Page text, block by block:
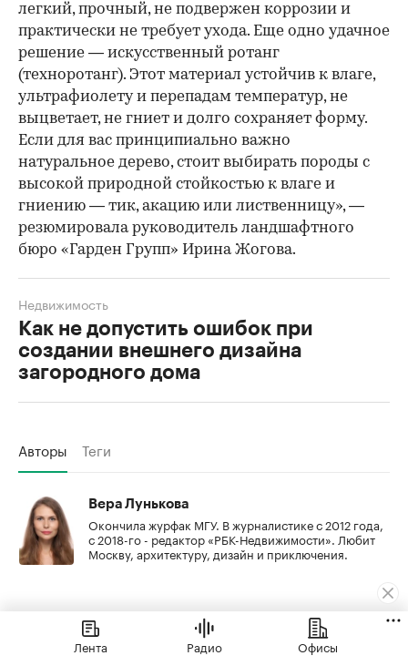
легкий, прочный, не подвержен коррозии и
практически не требует ухода. Еще одно удачное
решение — искусственный ротанг
(техноротанг). Этот материал устойчив к влаге,
ультрафиолету и перепадам температур, не
выцветает, не гниет и долго сохраняет форму.
Если для вас принципиально важно
натуральное дерево, стоит выбирать породы с
высокой природной стойкостью к влаге и
гниению — тик, акацию или лиственницу», —
резюмировала руководитель ландшафтного
бюро «Гарден Групп» Ирина Жогова.
Как не допустить ошибок при
создании внешнего дизайна
загородного дома
Недвижимость
Авторы Теги
Вера Лунькова
Окончила журфак МГУ. В журналистике с 2012 года,
с 2018-го - редактор «РБК-Недвижимости». Любит
Москву, архитектуру, дизайн и приключения.
Лента Радио Офисы